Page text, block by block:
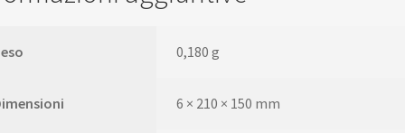
0,180 g
6 × 210 × 150 mm